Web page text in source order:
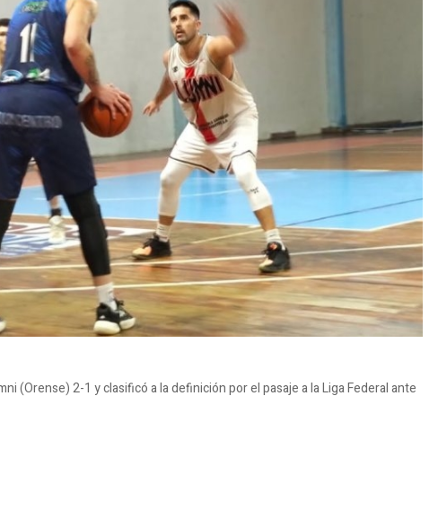
(Orense) 2-1 y clasificó a la definición por el pasaje a la Liga Federal ante